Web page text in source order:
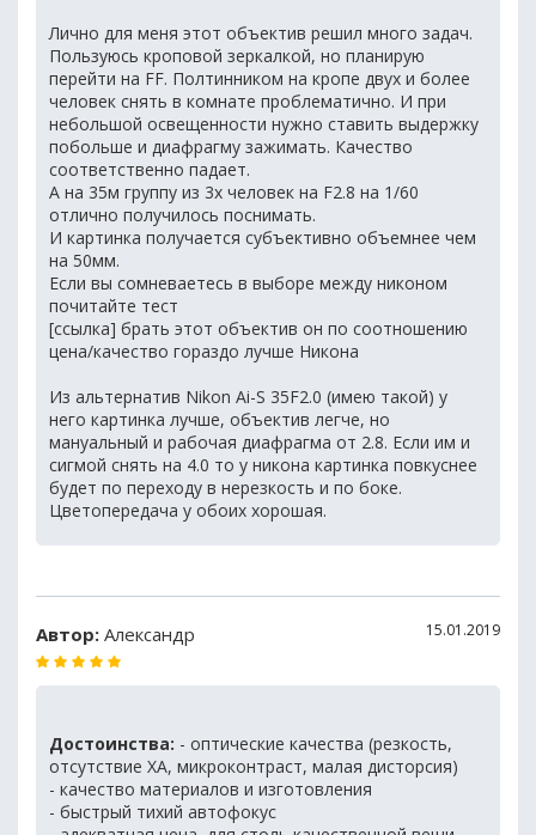
Лично для меня этот объектив решил много задач.
Пользуюсь кроповой зеркалкой, но планирую
перейти на FF. Полтинником на кропе двух и более
человек снять в комнате проблематично. И при
небольшой освещенности нужно ставить выдержку
побольше и диафрагму зажимать. Качество
соответственно падает.
А на 35м группу из 3х человек на F2.8 на 1/60
отлично получилось поснимать.
И картинка получается субъективно объемнее чем
на 50мм.
Если вы сомневаетесь в выборе между никоном
почитайте тест
[ссылка] брать этот объектив он по соотношению
цена/качество гораздо лучше Никона
Из альтернатив Nikon Ai-S 35F2.0 (имею такой) у
него картинка лучше, объектив легче, но
мануальный и рабочая диафрагма от 2.8. Если им и
сигмой снять на 4.0 то у никона картинка повкуснее
будет по переходу в нерезкость и по боке.
Цветопередача у обоих хорошая.
Автор: Александр 15.01.2019
Достоинства: - оптические качества (резкость,
отсутствие ХА, микроконтраст, малая дисторсия)
- качество материалов и изготовления
- быстрый тихий автофокус